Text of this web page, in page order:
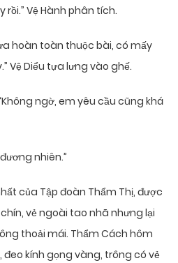
Vệ Hành phân tích.
hoàn toàn thuộc bài, có mấy
Vệ Diểu tựa lưng vào ghế.
ngờ, em yêu cầu cũng khá
nhiên.”
của Tập đoàn Thẩm Thị, được
vẻ ngoài tao nhã nhưng lại
thoải mái. Thẩm Cách hôm
kính gọng vàng, trông có vẻ